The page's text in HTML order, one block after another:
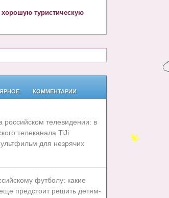
хорошую туристическую
КОММЕНТАРИИ
российском телевидении: в
телеканала TiJi
для незрячих
футболу: какие
предстоит решить детям-